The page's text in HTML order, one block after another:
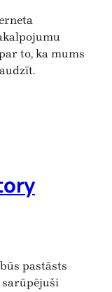
to, ka mums
pastāsts